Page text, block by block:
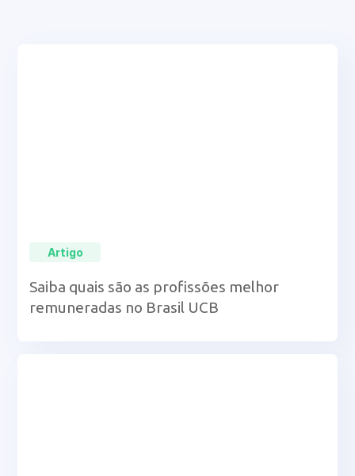
Artigo
Saiba quais são as profissões melhor
remuneradas no Brasil UCB